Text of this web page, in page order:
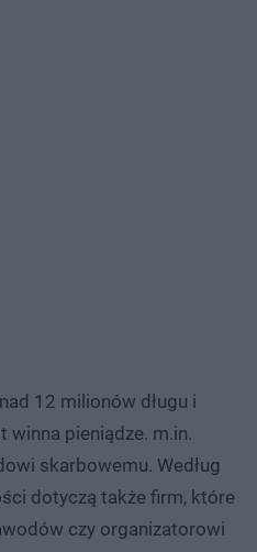
12 milionów długu i
winna pieniądze. m.in.
skarbowemu. Według
dotyczą także firm, które
czy organizatorowi